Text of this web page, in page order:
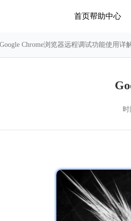
首页帮助中心
Chrome浏览器远程调试功能使用详
时